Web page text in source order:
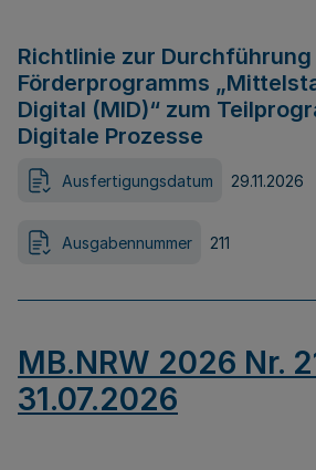
Richtlinie zur Durchführung
Förderprogramms
Digital (MID)“ zum
Digitale Prozesse
Ausfertigungsdatum 29.11.2026
Ausgabennummer 211
MB.NRW 2026 Nr.
31.07.2026